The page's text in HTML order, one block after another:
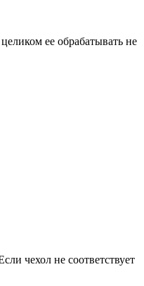
ее обрабатывать не
чехол не соответствует